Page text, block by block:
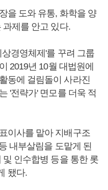
을 도와 유통, 화학을 양
제를 안고 있다.
경영체제'를 꾸려 그룹
2019년 10월 대법원에
동에 걸림돌이 사라진
'전략가' 면모를 더욱 적
이사를 맡아 지배구조
내부살림을 도맡게 된
인수합병 등을 통한 롯
됐다.